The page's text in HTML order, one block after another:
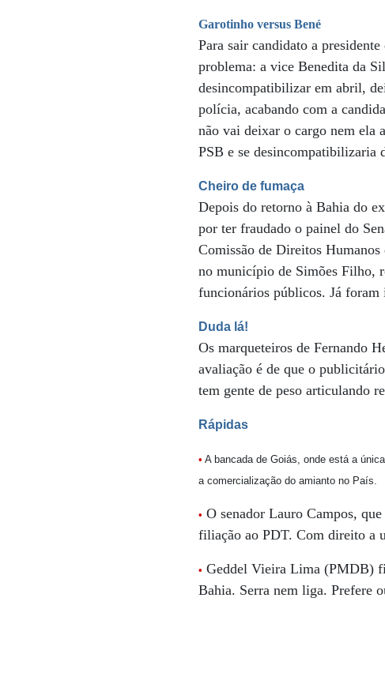
Garotinho versus Bené
Para sair candidato a
problema: a vice Benedita da
desincompatibilizar em abril,
polícia, acabando com a
não vai deixar o cargo nem ela
PSB e se desincompatibilizaria
Cheiro de fumaça
Depois do retorno à Bahia do
por ter fraudado o painel do
Comissão de Direitos Humanos
no município de Simões Filho,
funcionários públicos. Já foram
Duda lá!
Os marqueteiros de Fernando
avaliação é de que o
tem gente de peso articulando
Rápidas
•A bancada de Goiás, onde está a
a comercialização do amianto no País.
• O senador Lauro Campos,
filiação ao PDT. Com direito a
• Geddel Vieira Lima (PMDB)
Bahia. Serra nem liga. Prefere